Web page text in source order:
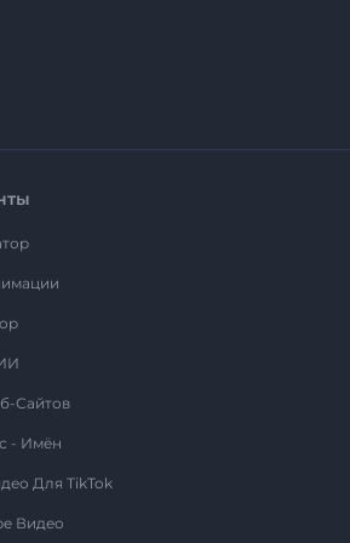
Сайтов
- Имён
Для TikTok
Видео